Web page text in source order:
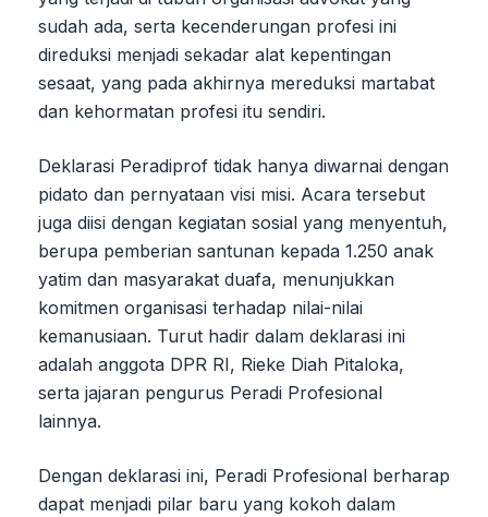
sudah ada, serta kecenderungan profesi ini
direduksi menjadi sekadar alat kepentingan
sesaat, yang pada akhirnya mereduksi martabat
dan kehormatan profesi itu sendiri.
Deklarasi Peradiprof tidak hanya diwarnai dengan
pidato dan pernyataan visi misi. Acara tersebut
juga diisi dengan kegiatan sosial yang menyentuh,
berupa pemberian santunan kepada 1.250 anak
yatim dan masyarakat duafa, menunjukkan
komitmen organisasi terhadap nilai-nilai
kemanusiaan. Turut hadir dalam deklarasi ini
adalah anggota DPR RI, Rieke Diah Pitaloka,
serta jajaran pengurus Peradi Profesional
lainnya.
Dengan deklarasi ini, Peradi Profesional berharap
dapat menjadi pilar baru yang kokoh dalam